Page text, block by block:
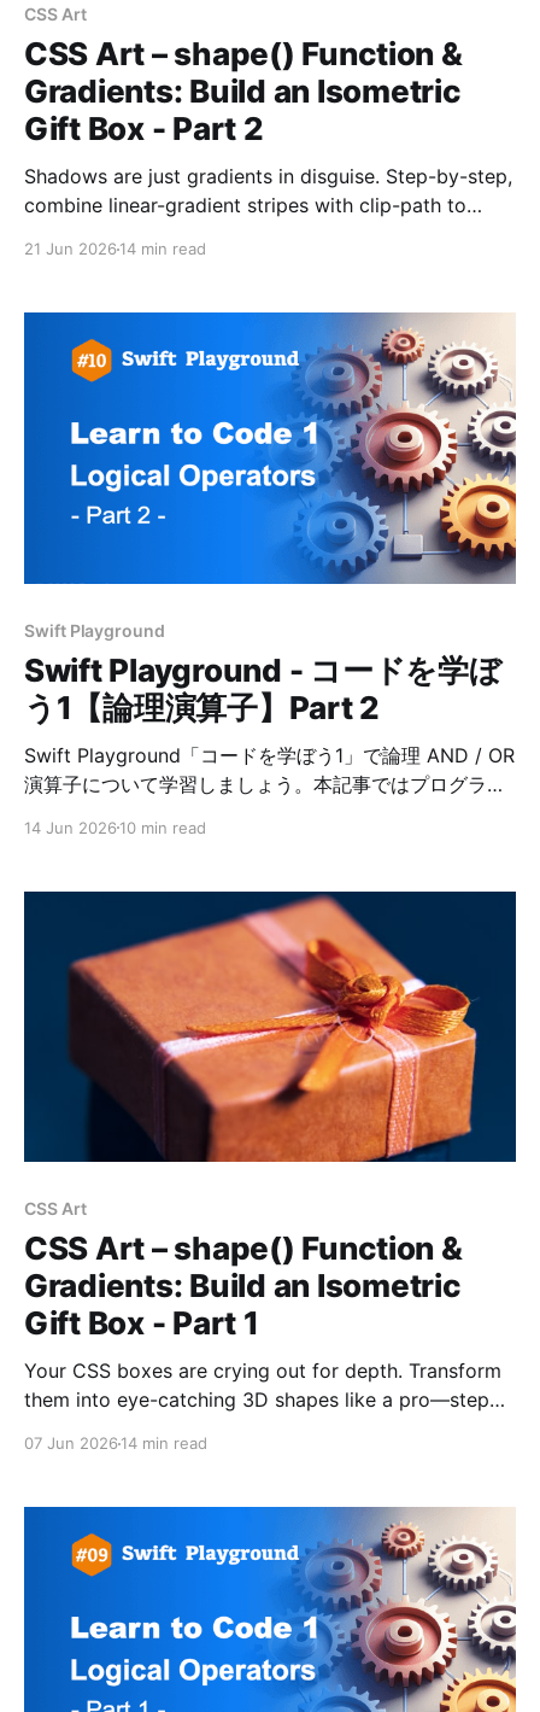
CSS Art
CSS Art – shape() Function &
Gradients: Build an Isometric
Gift Box - Part 2
Shadows are just gradients in disguise. Step-by-step,
combine linear-gradient stripes with clip-path to
21 Jun 2026 14 min read
Swift Playground
Swift Playground - コードを学ぼ
う1【論理演算子】Part 2
Swift Playground「コードを学ぼう1」で論理 AND / OR
演算子について学習しましょう。本記事ではプログラミ
解例を掲載しています。
14 Jun 2026 10 min read
CSS Art
CSS Art – shape() Function &
Gradients: Build an Isometric
Gift Box - Part 1
Your CSS boxes are crying out for depth. Transform
them into eye-catching 3D shapes like a pro—step
07 Jun 2026 14 min read